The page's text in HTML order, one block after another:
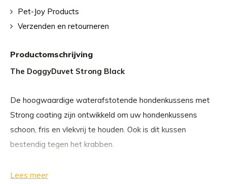
Productomschrijving
The DoggyDuvet Strong Black
De hoogwaardige waterafstotende hondenkussens met
Strong coating zijn ontwikkeld om uw hondenkussens
schoon, fris en vlekvrij te houden. Ook is dit kussen
bestendig tegen het krabben.
1) Vlekken eenvoudig verwijderen:
Lees meer
Pet-Joy Products
Verzenden en retourneren